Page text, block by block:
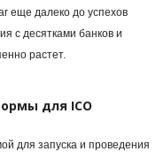
еще далеко до успехов
с десятками банков и
растет.
для ICO
для запуска и проведения